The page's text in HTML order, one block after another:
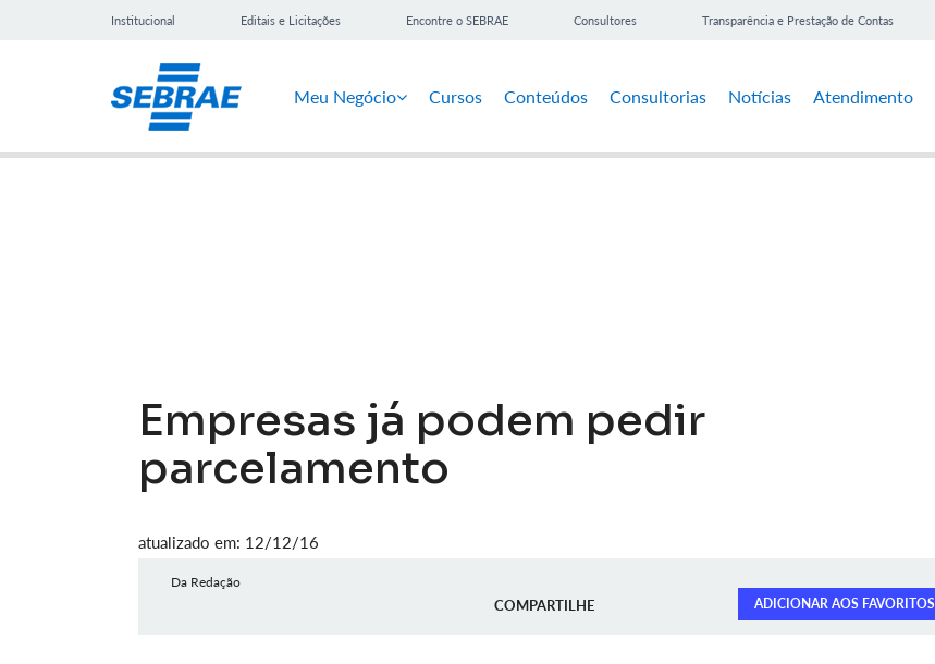
Institucional Editais e Licitações Encontre o SEBRAE Consultores Transparência e Prestação de Contas
Meu Negócio Cursos Conteúdos Consultorias Notícias Atendimento
Empresas já podem pedir
parcelamento
atualizado em: 12/12/16
Da Redação
COMPARTILHE ADICIONAR AOS FAVORITOS